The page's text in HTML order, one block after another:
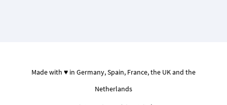
Made with ♥ in Germany, Spain, France, the UK and the
Netherlands